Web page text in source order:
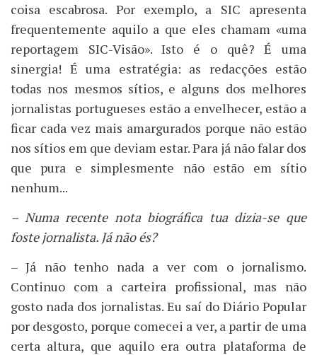
coisa escabrosa. Por exemplo, a SIC apresenta
frequentemente aquilo a que eles chamam «uma
reportagem SIC-Visão». Isto é o quê? É uma
sinergia! É uma estratégia: as redacções estão
todas nos mesmos sítios, e alguns dos melhores
jornalistas portugueses estão a envelhecer, estão a
ficar cada vez mais amargurados porque não estão
nos sítios em que deviam estar. Para já não falar dos
que pura e simplesmente não estão em sítio
nenhum...
– Numa recente nota biográfica tua dizia-se que
foste jornalista. Já não és?
– Já não tenho nada a ver com o jornalismo.
Continuo com a carteira profissional, mas não
gosto nada dos jornalistas. Eu saí do Diário Popular
por desgosto, porque comecei a ver, a partir de uma
certa altura, que aquilo era outra plataforma de